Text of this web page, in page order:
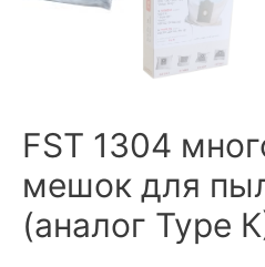
FST 1304
мешок для
(аналог Type